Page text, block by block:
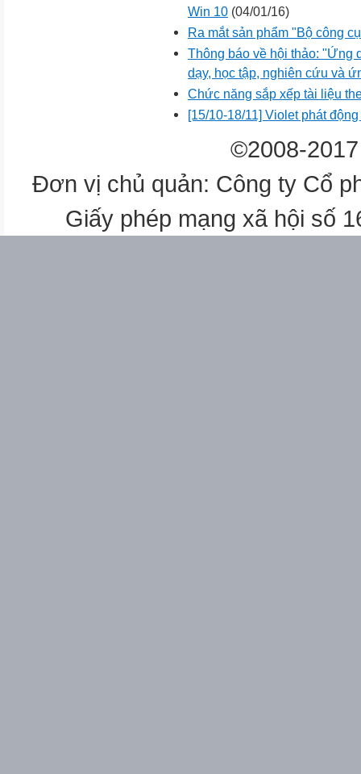
Win 10 (04/01/16)
Ra mắt sản phẩm "Bộ công
Thông báo về hội thảo: "Ứng
dạy, học tập, nghiên cứu và
Chức năng sắp xếp tài liệu
[15/10-18/11] Violet phát
©2008-
Đơn vị chủ quản: Công ty Cổ
Giấy phép mạng xã hội số